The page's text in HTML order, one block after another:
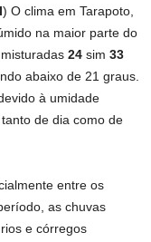
) O clima em Tarapoto,
na maior parte do
24 sim 33
abaixo de 21 graus.
à umidade
de dia como de
entre os
as chuvas
e córregos